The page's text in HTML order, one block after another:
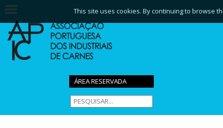
ÁREA RESERVADA
This site uses cookies. By continuing to browse